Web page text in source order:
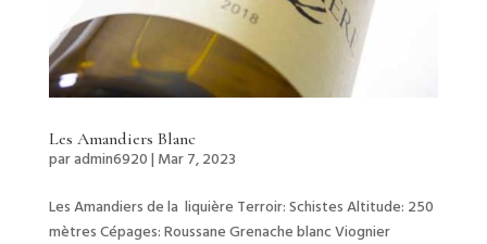
Les Amandiers Blanc
paradmin6920 | Mar 7, 2023
Les Amandiers de la liquière Terroir: Schistes Altitude: 250
mètres Cépages: Roussane Grenache blanc Viognier